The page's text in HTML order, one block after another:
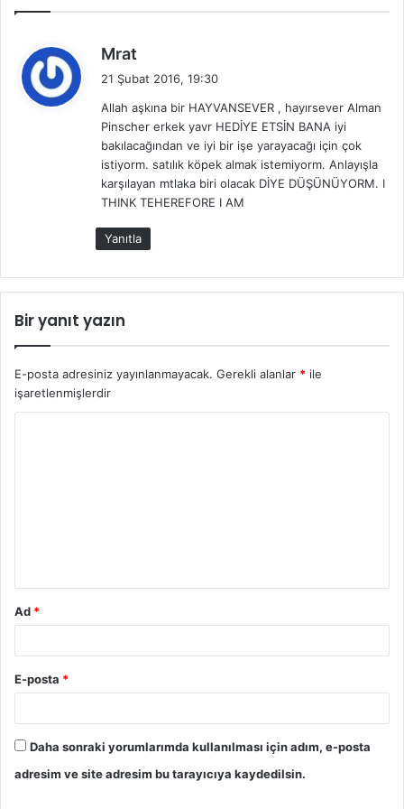
Mrat
i
k
i
21 Şubat 2016, 19:30
Allah aşkına bir HAYVANSEVER , hayırsever Alman
Pinscher erkek yavr HEDİYE ETSİN BANA iyi
bakılacağından ve iyi bir işe yarayacağı için çok
istiyorm. satılık köpek almak istemiyorm. Anlayışla
karşılayan mtlaka biri olacak DİYE DÜŞÜNÜYORM. I
THINK TEHEREFORE I AM
Yanıtla
Bir yanıt yazın
E-posta adresiniz yayınlanmayacak. Gerekli alanlar * ile
işaretlenmişlerdir
Ad *
E-posta *
Daha sonraki yorumlarımda kullanılması için adım, e-posta
adresim ve site adresim bu tarayıcıya kaydedilsin.